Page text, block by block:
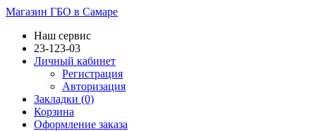
Магазин ГБО в Самаре
Наш сервис
23-123-03
Личный кабинет
Регистрация
Авторизация
Закладки (0)
Корзина
Оформление заказа